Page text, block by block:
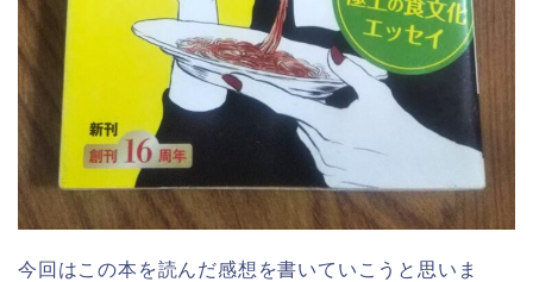
今回はこの本を読んだ感想を書いていこうと思いま